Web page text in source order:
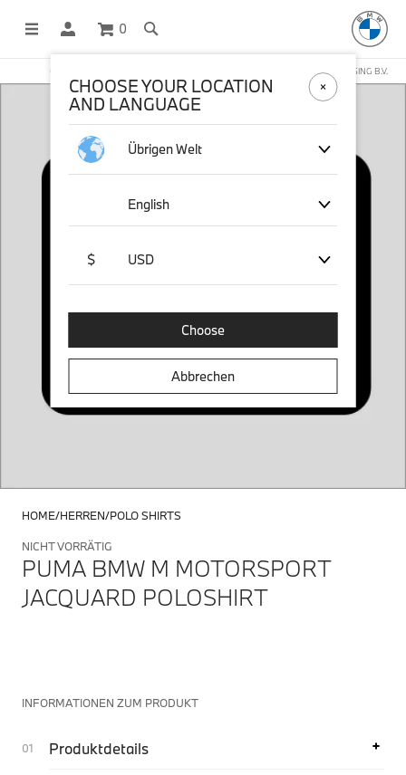
0
OFFICIAL BMW LIFESTYLE SHOP OPERATED BY STICHD SPORTMERCHANDISING B.V.
HOME HERREN POLO SHIRTS
NICHT VORRÄTIG
PUMA BMW M MOTORSPORT
JACQUARD POLOSHIRT
INFORMATIONEN ZUM PRODUKT
Produktdetails
CHOOSE YOUR LOCATION
AND LANGUAGE
Übrigen Welt
English
$ USD
Choose
Abbrechen